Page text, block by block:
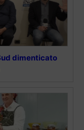
dimenticato